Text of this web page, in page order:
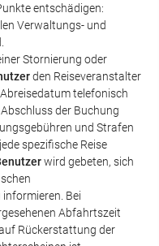
entschädigen:
Verwaltungs- und
Stornierung oder
den Reiseveranstalter
telefonisch
der Buchung
und Strafen
spezifische Reise
wird gebeten, sich
Bei
Abfahrtszeit
Rückerstattung der